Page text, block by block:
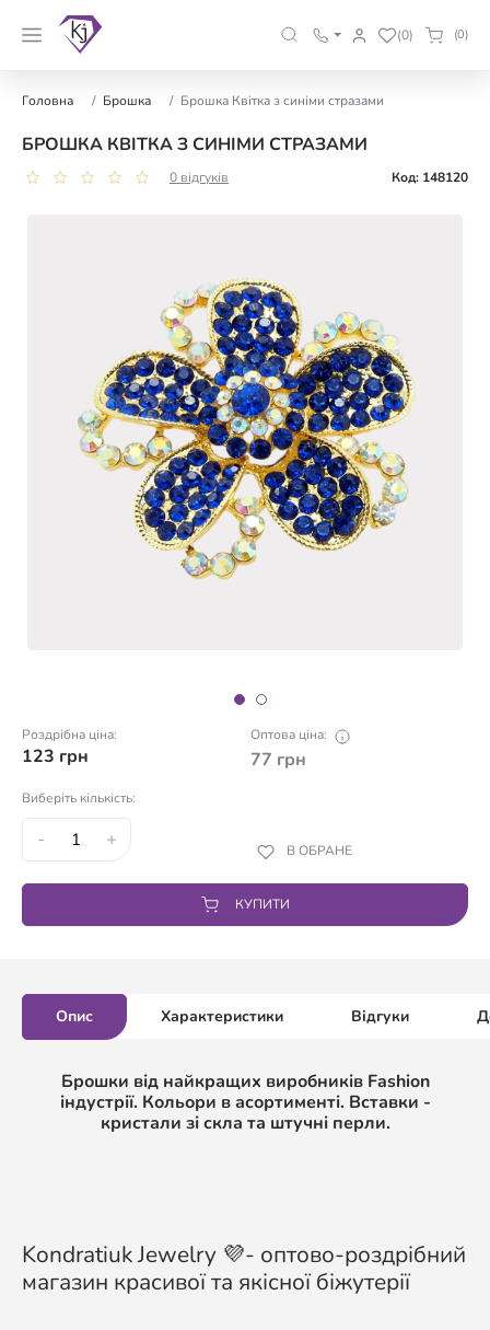
(0) (0)
Головна Брошка Брошка Квітка з синіми стразами
БРОШКА КВІТКА З СИНІМИ СТРАЗАМИ
0 відгуків Код: 148120
Роздрібна ціна:
123 грн
Оптова ціна:
77 грн
Виберіть кількість:
- + В ОБРАНЕ
КУПИТИ
Опис Характеристики Відгуки
Брошки від найкращих виробників Fashion
індустрії. Кольори в асортименті. Вставки -
кристали зі скла та штучні перли.
Kondratiuk Jewelry 💜- оптово-роздрібний
магазин красивої та якісної біжутерії